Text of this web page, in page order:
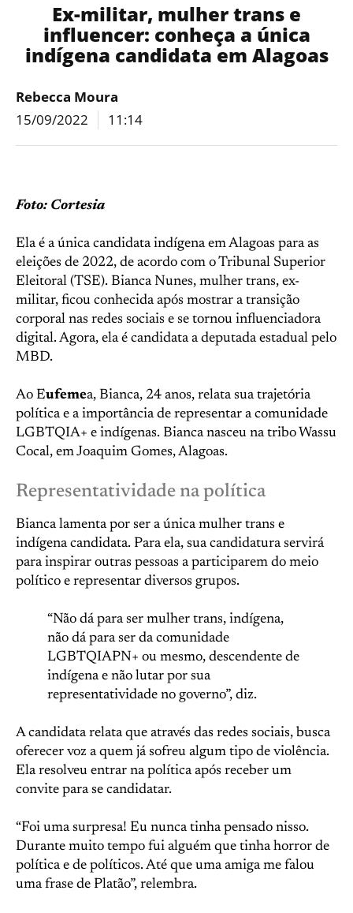
Ex-militar, mulher trans e
influencer: conheça a única
indígena candidata em Alagoas
Rebecca Moura
15/09/2022
11:14
Foto: Cortesia
Ela é a única candidata indígena em Alagoas para as
eleições de 2022, de acordo com o Tribunal Superior
Eleitoral (TSE). Bianca Nunes, mulher trans, ex-
militar, ficou conhecida após mostrar a transição
corporal nas redes sociais e se tornou influenciadora
digital. Agora, ela é candidata a deputada estadual pelo
MBD.
Ao Eufemea, Bianca, 24 anos, relata sua trajetória
política e a importância de representar a comunidade
LGBTQIA+ e indígenas. Bianca nasceu na tribo Wassu
Cocal, em Joaquim Gomes, Alagoas.
Representatividade na política
Bianca lamenta por ser a única mulher trans e
indígena candidata. Para ela, sua candidatura servirá
para inspirar outras pessoas a participarem do meio
político e representar diversos grupos.
“Não dá para ser mulher trans, indígena,
não dá para ser da comunidade
LGBTQIAPN+ ou mesmo, descendente de
indígena e não lutar por sua
representatividade no governo”, diz.
A candidata relata que através das redes sociais, busca
oferecer voz a quem já sofreu algum tipo de violência.
Ela resolveu entrar na política após receber um
convite para se candidatar.
“Foi uma surpresa! Eu nunca tinha pensado nisso.
Durante muito tempo fui alguém que tinha horror de
política e de políticos. Até que uma amiga me falou
uma frase de Platão”, relembra.